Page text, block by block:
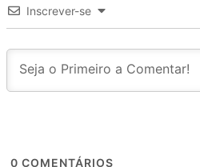
Inscrever-se
0 COMENTÁRIOS